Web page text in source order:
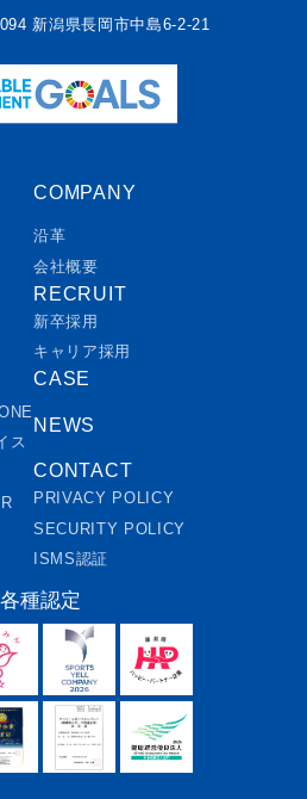
新潟県長岡市中島6-2-21
ス
COMPANY
沿革
会社概要
RECRUIT
新卒採用
キャリア採用
CASE
NEWS
CONTACT
PRIVACY POLICY
SECURITY POLICY
ISMS認証
各種認定